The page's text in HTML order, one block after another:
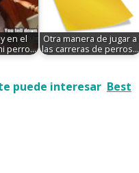
en el
perro...
Otra manera de jugar a
las carreras de perros...
puede interesar Best